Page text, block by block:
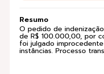
Resumo
O pedido de
de R$ 100.000,00, por
foi julgado
instâncias. Processo